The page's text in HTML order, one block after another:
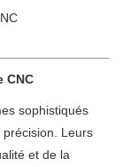
CNC
sophistiqués
Leurs
et de la